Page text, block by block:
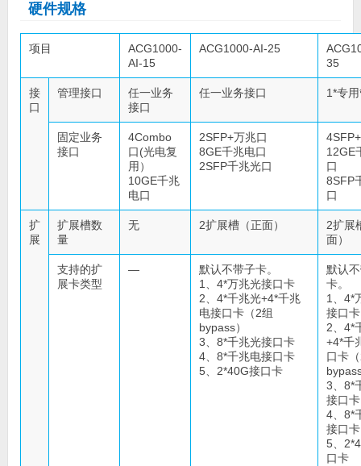
硬件规格
项目
ACG1000-
AI-15
ACG1000-AI-25
35
接
口
管理接口
任一业务
接口
任一业务接口 1*专
固定业务
接口
4Combo
口(光电复
用）
10GE千兆
电口
2SFP+万兆口
8GE千兆电口
2SFP千兆光口
12GE
口
8SFP
口
扩
展
扩展槽数
量
无 2扩展槽（正面）
2扩展
面）
支持的扩
展卡类型
—
默认不带子卡。
1、4*万兆光接口卡
2、4*千兆光+4*千兆
电接口卡（2组
bypass）
3、8*千兆光接口卡
4、8*千兆电接口卡
5、2*40G接口卡
默认
卡。
1、4*
接口卡
2、4*
+4*千
口卡
3、8*
接口卡
4、8*
接口卡
5、
口卡